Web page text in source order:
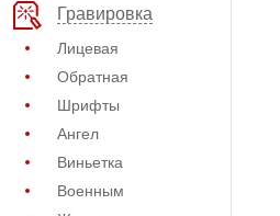
Гравировка
Лицевая
Обратная
Шрифты
Ангел
Виньетка
Военным